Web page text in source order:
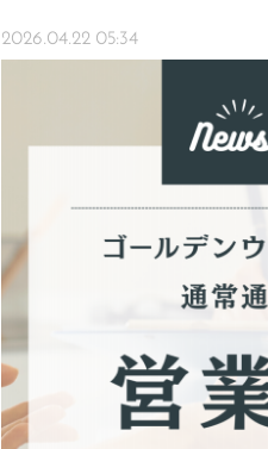
2026.04.22 05:34